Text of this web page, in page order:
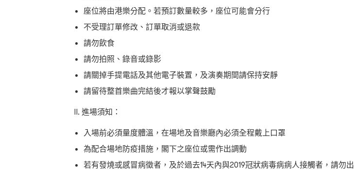
座位將由港樂分配。若預訂數量較多，座位可能會分行
不受理訂單修改、訂單取消或退款
請勿飲食
請勿拍照、錄音或錄影
請關掉手提電話及其他電子裝置，及演奏期間請保持安靜
請留待整首樂曲完結後才報以掌聲鼓勵
II. 進場須知：
入場前必須量度體溫，在場地及音樂廳內必須全程戴上口罩
為配合場地防疫措施，閣下之座位或需作出調動
若有發燒或感冒病徵者，及於過去14天內與2019冠狀病毒病病人接觸者，請勿出